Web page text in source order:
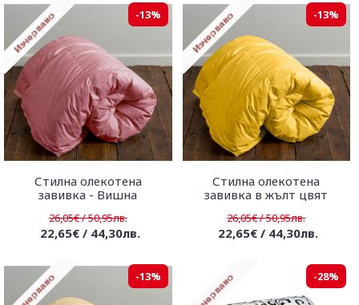
-13%
Стилна олекотена
завивка - Вишна
26,05€ / 50,95лв.
22,65€ / 44,30лв.
-13%
Стилна олекотена
завивка в жълт цвят
26,05€ / 50,95лв.
22,65€ / 44,30лв.
-13% -28%